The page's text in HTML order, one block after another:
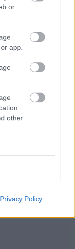
or
app.
other
Privacy Policy